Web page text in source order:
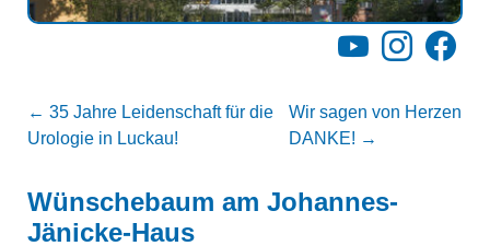
YouTubeInstagram
← 35 Jahre Leidenschaft für die
Urologie in Luckau!
Wir sagen von Herzen
DANKE! →
Wünschebaum am Johannes-
Jänicke-Haus